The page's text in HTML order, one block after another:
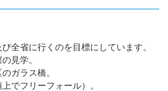
全省に行くのを目標にしています。
見学。
ガラス橋。
フリーフォール）。